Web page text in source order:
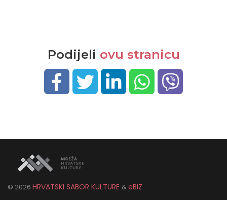
Podijeli ovu stranicu
© 2026 HRVATSKI SABOR KULTURE &eBIZ